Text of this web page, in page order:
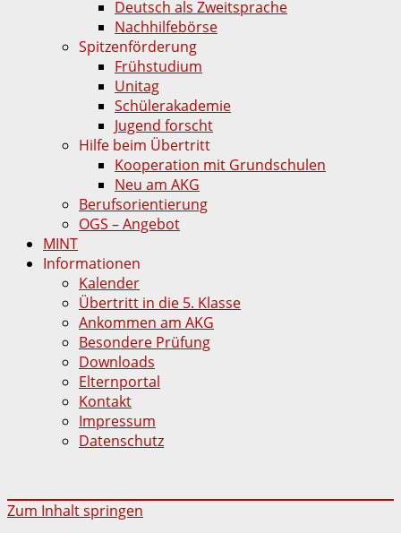
Deutsch als Zweitsprache
Nachhilfebörse
Spitzenförderung
Frühstudium
Unitag
Schülerakademie
Jugend forscht
Hilfe beim Übertritt
Kooperation mit Grundschulen
Neu am AKG
Berufsorientierung
OGS – Angebot
MINT
Informationen
Kalender
Übertritt in die 5. Klasse
Ankommen am AKG
Besondere Prüfung
Downloads
Elternportal
Kontakt
Impressum
Datenschutz
Zum Inhalt springen